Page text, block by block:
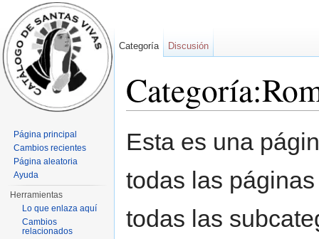
Esta es una
todas las
todas las
Categoría Discusión
Página principal
Cambios recientes
Página aleatoria
Ayuda
Herramientas
Lo que enlaza aquí
Cambios
relacionados